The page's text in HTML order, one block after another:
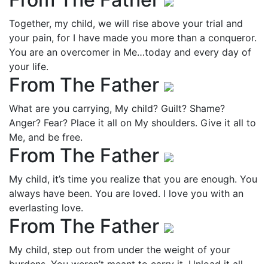
Together, my child, we will rise above your trial and
your pain, for I have made you more than a conqueror.
You are an overcomer in Me…today and every day of
your life.
From The Father
What are you carrying, My child? Guilt? Shame?
Anger? Fear? Place it all on My shoulders. Give it all to
Me, and be free.
From The Father
My child, it’s time you realize that you are enough. You
always have been. You are loved. I love you with an
everlasting love.
From The Father
My child, step out from under the weight of your